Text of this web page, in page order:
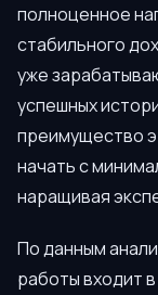
полноценное
стабильного
уже
успешных
преимущество
начать с
наращивая
По данным
работы входит